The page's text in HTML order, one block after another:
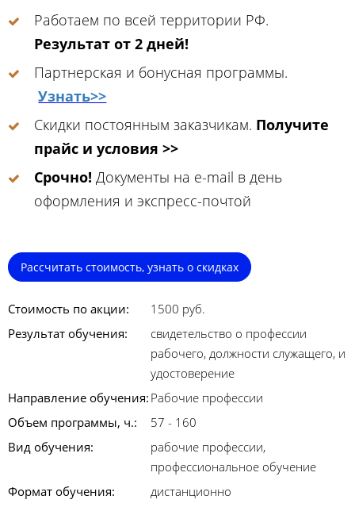
Работаем по всей территории РФ.
Результат от 2 дней!
Партнерская и бонусная программы.
Узнать>>
Скидки постоянным заказчикам. Получите
прайс и условия >>
Срочно! Документы на e-mail в день
оформления и экспресс-почтой
Рассчитать стоимость, узнать о скидках
Стоимость по акции:
1500 руб.
Результат обучения:
свидетельство о профессии
рабочего, должности служащего, и
удостоверение
Направление обучения: Рабочие профессии
Объем программы, ч.:
57 - 160
Вид обучения:
рабочие профессии,
профессиональное обучение
Формат обучения:
дистанционно